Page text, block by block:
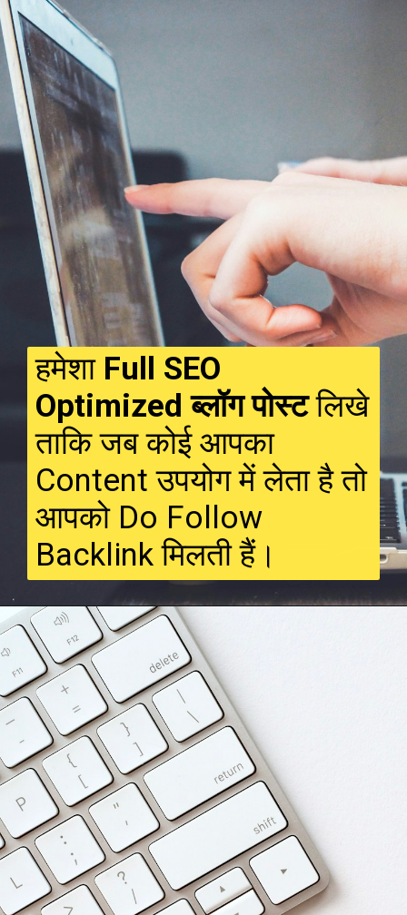
हमेशा Full SEO
Optimized ब्लॉग पोस्टलिखे
ताकि जब कोई आपका
Content उपयोग में लेता है तो
आपको Do Follow
Backlink मिलती हैं।